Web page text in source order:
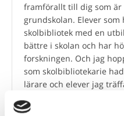
framförallt till dig som är
grundskolan. Elever
skolbibliotek med en
bättre i skolan och har
forskningen. Och jag
som skolbibliotekarie
lärare och elever jag
ha skolbibliotek och
Engagemang och aktivt